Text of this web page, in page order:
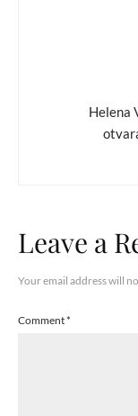
Helena
Leave a
Your email address will
Comment*